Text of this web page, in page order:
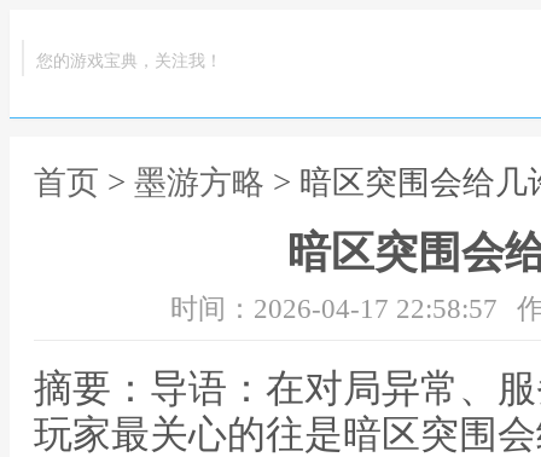
您的游戏宝典，关注我！
首页 > 墨游方略 > 暗区突围会给几
暗区突围会
时间：2026-04-17 22:58:57
摘要：导语：在对局异常、
玩家最关心的往是暗区突围